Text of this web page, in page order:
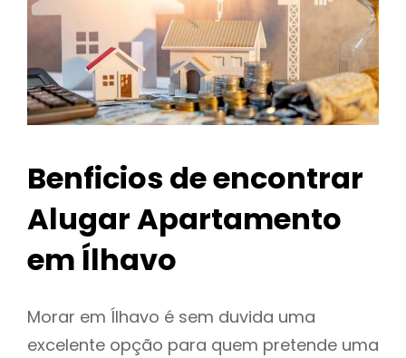
Benficios de encontrar
Alugar Apartamento
em Ílhavo
Morar em Ílhavo é sem duvida uma
excelente opção para quem pretende uma